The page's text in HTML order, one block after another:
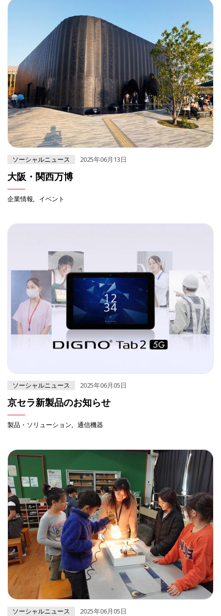
ソーシャルニュース 2025年06月13日
大阪・関西万博
企業情報 イベント
ソーシャルニュース 2025年06月05日
京セラ新製品のお知らせ
製品・ソリューション 通信機器
ソーシャルニュース 2025年06月05日